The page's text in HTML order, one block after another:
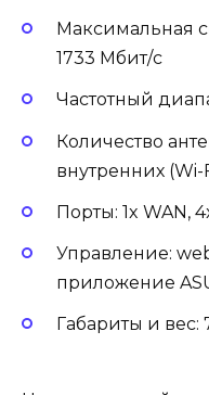
Максимальная
1733 Мбит/с
Частотный
Количество
внутренних
Порты: 1x WAN,
Управление:
приложение
Габариты и вес: